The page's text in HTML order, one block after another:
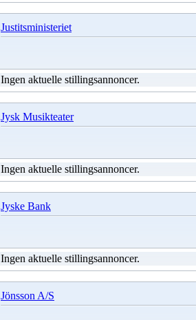
Justitsministeriet
Ingen aktuelle stillingsannoncer.
Jysk Musikteater
Ingen aktuelle stillingsannoncer.
Jyske Bank
Ingen aktuelle stillingsannoncer.
Jönsson A/S